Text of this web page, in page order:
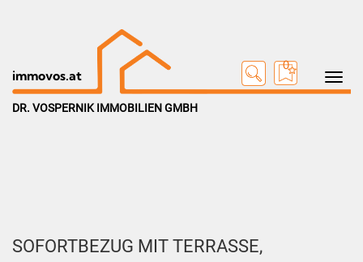
Toggle
immovos.at
0
DR. VOSPERNIK IMMOBILIEN GMBH
SOFORTBEZUG MIT TERRASSE,